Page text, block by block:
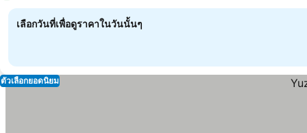
เลือกวันที่เพื่อดูราคาในวันนั้นๆ
ตัวเลือกยอดนิยม